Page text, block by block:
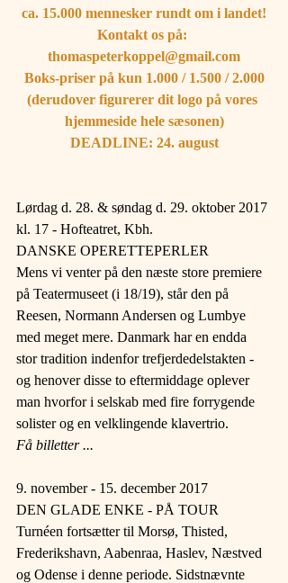
ca. 15.000 mennesker rundt om i landet!
Kontakt os på:
thomaspeterkoppel@gmail.com
Boks-priser på kun 1.000 / 1.500 / 2.000
(derudover figurerer dit logo på vores
hjemmeside hele sæsonen)
DEADLINE: 24. august
Lørdag d. 28. & søndag d. 29. oktober 2017
kl. 17 - Hofteatret, Kbh.
DANSKE OPERETTEPERLER
Mens vi venter på den næste store premiere
på Teatermuseet (i 18/19), står den på
Reesen, Normann Andersen og Lumbye
med meget mere. Danmark har en endda
stor tradition indenfor trefjerdedelstakten -
og henover disse to eftermiddage oplever
man hvorfor i selskab med fire forrygende
solister og en velklingende klavertrio.
Få billetter ...
9. november - 15. december 2017
DEN GLADE ENKE - PÅ TOUR
Turnéen fortsætter til Morsø, Thisted,
Frederikshavn, Aabenraa, Haslev, Næstved
og Odense i denne periode. Sidstnævnte